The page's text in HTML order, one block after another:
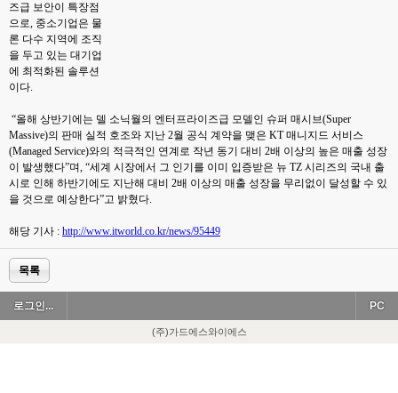
즈급 보안이 특장점
으로, 중소기업은 물
론 다수 지역에 조직
을 두고 있는 대기업
에 최적화된 솔루션
이다.
“올해 상반기에는 델 소닉월의 엔터프라이즈급 모델인 슈퍼 매시브(Super
Massive)의 판매 실적 호조와 지난 2월 공식 계약을 맺은 KT 매니지드 서비스
(Managed Service)와의 적극적인 연계로 작년 동기 대비 2배 이상의 높은 매출 성장
이 발생했다”며, “세계 시장에서 그 인기를 이미 입증받은 뉴 TZ 시리즈의 국내 출
시로 인해 하반기에도 지난해 대비 2배 이상의 매출 성장을 무리없이 달성할 수 있
을 것으로 예상한다”고 밝혔다.
해당 기사 : http://www.itworld.co.kr/news/95449
목록
로그인... PC
(주)가드에스와이에스